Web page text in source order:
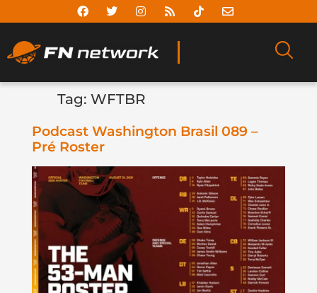
Tag: WFTBR
Podcast Washington Brasil 089 –
Pré Roster